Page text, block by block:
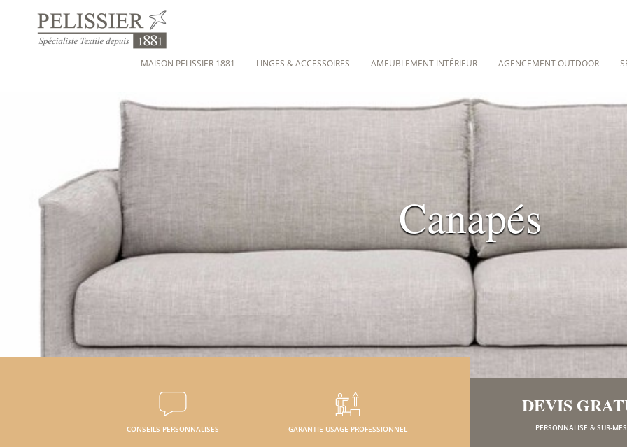
MAISON PELISSIER 1881 LINGES & ACCESSOIRES AMEUBLEMENT INTÉRIEUR AGENCEMENT OUTDOOR
Canapés
CONSEILS PERSONNALISES GARANTIE USAGE PROFESSIONNEL
DEVIS
PERSONNALISE & SUR-